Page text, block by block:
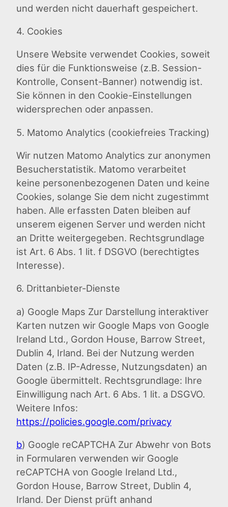
und werden nicht dauerhaft gespeichert.
4. Cookies
Unsere Website verwendet Cookies, soweit
dies für die Funktionsweise (z.B. Session-
Kontrolle, Consent-Banner) notwendig ist.
Sie können in den Cookie-Einstellungen
widersprechen oder anpassen.
5. Matomo Analytics (cookiefreies Tracking)
Wir nutzen Matomo Analytics zur anonymen
Besucherstatistik. Matomo verarbeitet
keine personenbezogenen Daten und keine
Cookies, solange Sie dem nicht zugestimmt
haben. Alle erfassten Daten bleiben auf
unserem eigenen Server und werden nicht
an Dritte weitergegeben. Rechtsgrundlage
ist Art. 6 Abs. 1 lit. f DSGVO (berechtigtes
Interesse).
6. Drittanbieter-Dienste
a) Google Maps Zur Darstellung interaktiver
Karten nutzen wir Google Maps von Google
Ireland Ltd., Gordon House, Barrow Street,
Dublin 4, Irland. Bei der Nutzung werden
Daten (z.B. IP-Adresse, Nutzungsdaten) an
Google übermittelt. Rechtsgrundlage: Ihre
Einwilligung nach Art. 6 Abs. 1 lit. a DSGVO.
Weitere Infos:
https://policies.google.com/privacy
b) Google reCAPTCHA Zur Abwehr von Bots
in Formularen verwenden wir Google
reCAPTCHA von Google Ireland Ltd.,
Gordon House, Barrow Street, Dublin 4,
Irland. Der Dienst prüft anhand